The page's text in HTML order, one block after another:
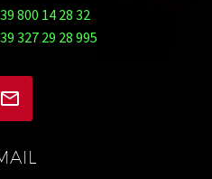
800 14 28 32
327 29 28 995

